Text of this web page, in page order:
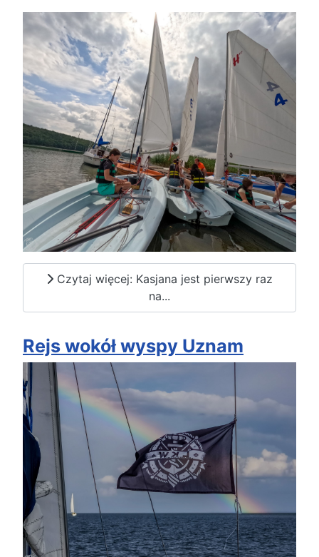
Czytaj więcej: Kasjana jest pierwszy raz
na...
Rejs wokół wyspy Uznam